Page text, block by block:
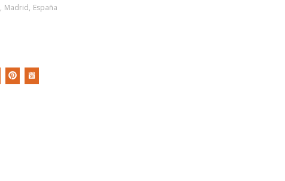
, Madrid, España